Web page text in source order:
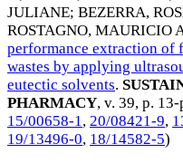
JULIANE; BEZERRA,
ROSTAGNO, MAURICIO
performance extraction of
wastes by applying
eutectic solvents.
PHARMACY, v. 39, p. 13-
15/00658-1, 20/08421-9,
19/13496-0, 18/14582-5)